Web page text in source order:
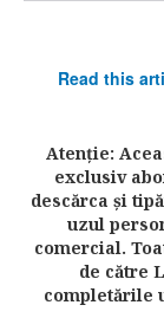
Read this
Atenţie:
exclusiv
descărca şi
uzul
comercial.
de către
completările